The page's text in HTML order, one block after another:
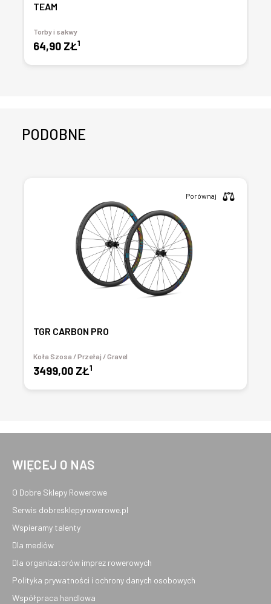
TEAM
Torby i sakwy
64,90 ZŁ1
PODOBNE
TGR CARBON PRO
Koła Szosa / Przełaj / Gravel
3499,00 ZŁ1
Porównaj
WIĘCEJ O NAS
O Dobre Sklepy Rowerowe
Serwis dobresklepyrowerowe.pl
Wspieramy talenty
Dla mediów
Dla organizatorów imprez rowerowych
Polityka prywatności i ochrony danych osobowych
Współpraca handlowa